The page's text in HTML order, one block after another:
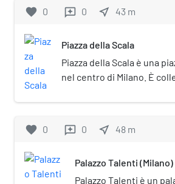
Decumana
centro abitato dell'antica
Mediolanum. Fu
l'assedio di Milano del
favorite 0 reviews 0 near_me 43 m
Piazza della Scala
Piazza della Scala è una
nel centro di Milano. È
Emanuele II.
favorite 0 reviews 0 near_me 48 m
Palazzo Talenti (Milano)
Palazzo Talenti è un